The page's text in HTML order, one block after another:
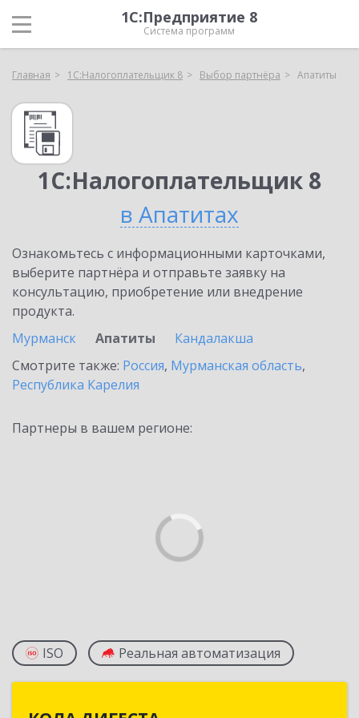
1С:Предприятие 8
Система программ
Главная 1С:Налогоплательщик 8 Выбор партнёра Апатиты
1С:Налогоплательщик 8
в Апатитах
Ознакомьтесь с информационными карточками,
выберите партнёра и отправьте заявку на
консультацию, приобретение или внедрение
продукта.
Мурманск
Апатиты
Кандалакша
Смотрите также: Россия, Мурманская область,
Республика Карелия
Партнеры в вашем регионе:
ISO Реальная автоматизация